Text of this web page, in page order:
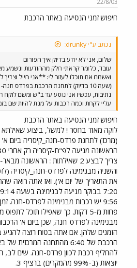
חיפוש זמני הנסיעה באתר הרכבת
נכתב ע"י drunky:
שלום, אני לא יודע בדיוק איך הפורום
עובד, כלומר קראתי חלק מההודעות ונשמע
ואשמח אם תוכלו לעזור לי: **אני חייל וצריך
(שעה 10 בדיוק) לתחנת הרכבת בפרדס
נתיבות, עכשיו אני נוסע עד ב"ש ומשם
עליי לקחת וכמה רכבות על מנת להיות שם
חיפוש זמני הנסיעה באתר הרכבת
לוקה מאוד בחסר ! למשל, ביצוע
צריך לבצע 2 שאילתות : הראשונה
והשניה מבנימינה לפרדס-חנה_קיסריה
את התאריך של יום א'). ואז אתה רואה
פחות מ-5 דקות. כך שאפילו תוכל
מבנימינה לפרדס-חנה, שכן ביום א'
הזמנים שלהן. אם אתה בטוח רוצה להגיע
הרכבת של 6:40 מהתחנה
להחליף רכבת לכוון פרדס-חנה. שים לב,
יוצאות (ב-99% מהמקרים) ברציף 3.